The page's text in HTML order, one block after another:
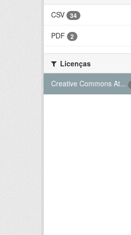
CSV
34
PDF 2
Licenças
Creative Commons At...